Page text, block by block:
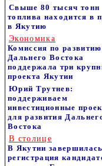
Свыше 80 тысяч тонн
топлива находится в
в Якутию
Экономика
Комиссия по развитию
Дальнего Востока
поддержала три
проекта Якутии
Юрий Трутнев:
поддерживаем
инвестиционные
для развития
Востока
В столице
В Якутии завершилась
регистрация